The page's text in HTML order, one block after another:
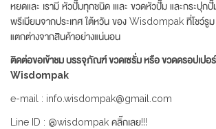
หยดและ เรามี หัวปั๊มทุกชนิด เและ ขวดหัวปั๊ม และกระปุ
พรีเมียมจากประเทศ ใต้หวัน ของ Wisdompak ที่โชว์รู
แตกต่างจากสินค้าอย่างแน่นอน
ติดต่อขอเข้าชม บรรจุภัณฑ์ ขวดเซรั่ม หรือ ขวดดรอปเปอ
Wisdompak
e-mail : info.wisdompak@gmail.com
Line ID : @wisdompak คลิ๊กเลย!!!